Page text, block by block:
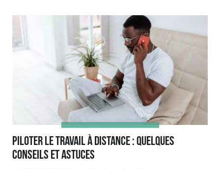
Piloter le travail à distance : quelques
conseils et astuces